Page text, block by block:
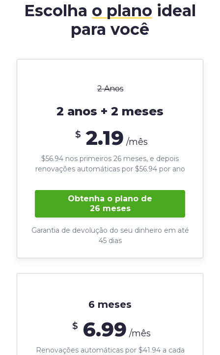
Escolha o plano ideal
para você
2 Anos
2 anos + 2 meses
$ 2.19 /mês
$56.94 nos primeiros 26 meses, e depois
renovações automáticas por $56.94 por ano
Obtenha o plano de
26 meses
Garantia de devolução do seu dinheiro em até
45 dias
6 meses
$ 6.99 /mês
Renovações automáticas por $41.94 a cada